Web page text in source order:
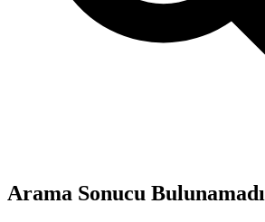
Arama Sonucu Bulunamadı